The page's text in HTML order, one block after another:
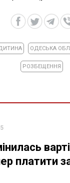
ОДЕСЬКА
РОЗБЕЩЕННЯ
платити